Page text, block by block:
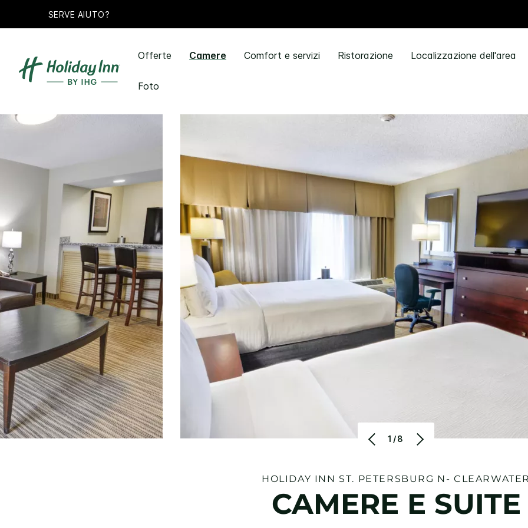
SERVE AIUTO?
Offerte Camere Comfort e servizi Ristorazione Localizzazione dell'area
Foto
1/8
HOLIDAY INN ST. PETERSBURG N-
CAMERE E SUITE